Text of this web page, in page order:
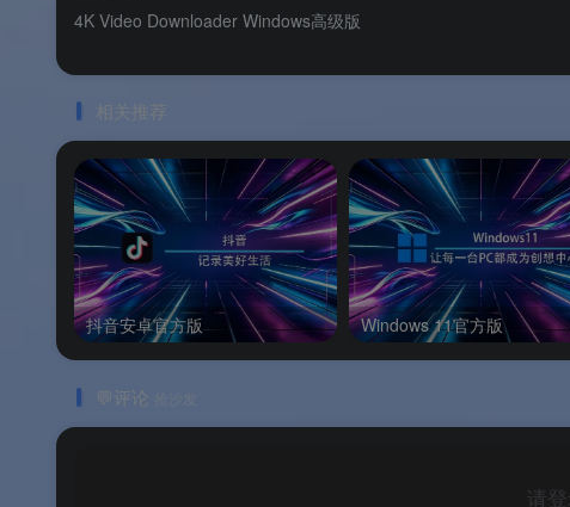
ESR（长期支持版）
💡版本选择建议：
希望抢先体验新功能：推荐Beta（测试版）
日常稳定使用：推荐Stable（稳定版）
开发者/极致尝鲜：推荐Nightly（每日构建版
4K Video Downloader Windows高级版
相关推荐
抖音安卓官方版 Windows 11官方版
💬评论
请